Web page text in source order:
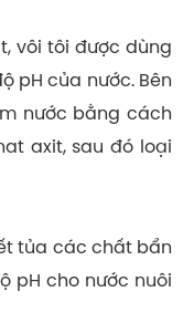
vôi tôi được dùng
pH của nước. Bên
nước bằng cách
axit, sau đó loại
tủa các chất bẩn
pH cho nước nuôi